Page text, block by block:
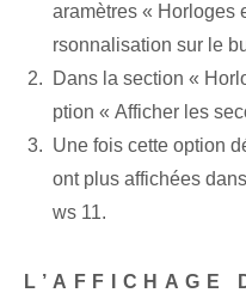
aramètres « Horloges
rsonnalisation sur le
Dans la section «
ption « Afficher les
Une fois cette option
ont plus affichées
ws 11.
L’AFFICHAGE